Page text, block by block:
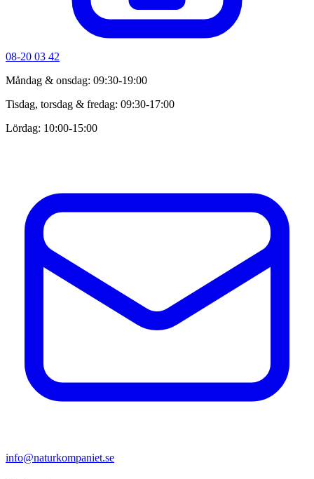
08-20 03 42
Måndag & onsdag: 09:30-19:00
Tisdag, torsdag & fredag: 09:30-17:00
Lördag: 10:00-15:00
info@naturkompaniet.se